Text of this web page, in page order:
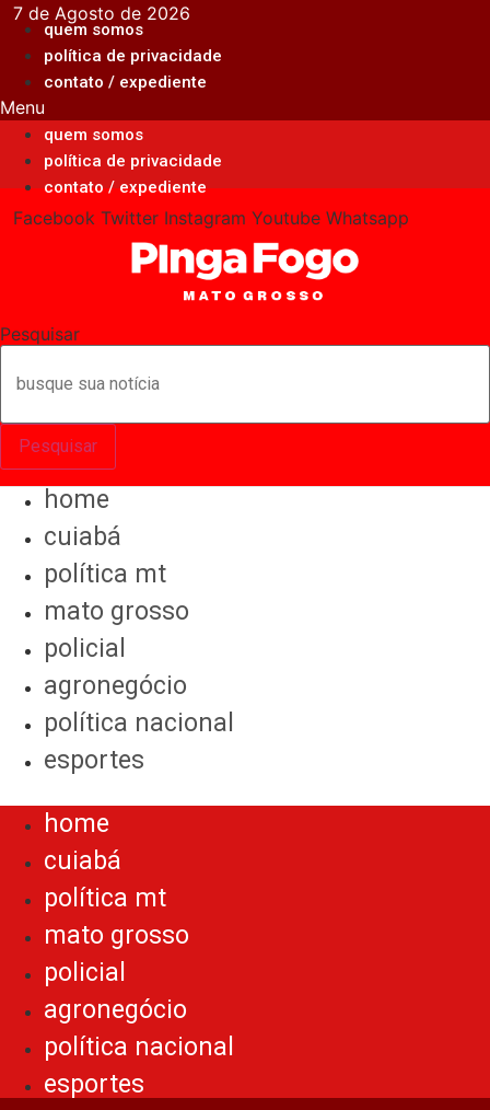
para
conteúdo
7 de Agosto de 2026
quem somos
política de privacidade
contato / expediente
Menu
quem somos
política de privacidade
contato / expediente
Facebook Twitter Instagram Youtube Whatsapp
Pesquisar
Pesquisar
home
cuiabá
política mt
mato grosso
policial
agronegócio
política nacional
esportes
home
cuiabá
política mt
mato grosso
policial
agronegócio
política nacional
esportes